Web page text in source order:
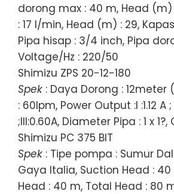
dorong max : 40 m, Head (m)
: 17 l/min, Head (m) : 29,
Pipa hisap : 3/4 inch, Pipa
Voltage/Hz : 220/50
Shimizu ZPS 20-12-180
Spek : Daya Dorong : 12meter
: 60lpm, Power Output :I :1.12 A
;III:0.60A, Diameter Pipa : 1 x
Shimizu PC 375 BIT
Spek : Tipe pompa : Sumur
Gaya Italia, Suction Head :
Head : 40 m, Total Head : 80